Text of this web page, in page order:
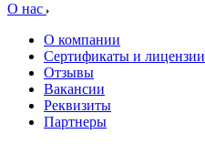
О нас
О компании
Сертификаты и лицензии
Отзывы
Вакансии
Реквизиты
Партнеры